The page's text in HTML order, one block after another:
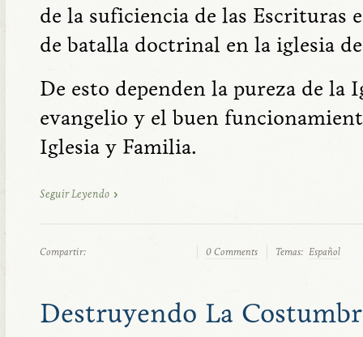
de la suficiencia de las Escrituras
de batalla doctrinal en la iglesia
De esto dependen la pureza de la
evangelio y el buen
Iglesia y Familia.
Seguir Leyendo
Compartir: 0 Comments Temas: Español
Destruyendo La